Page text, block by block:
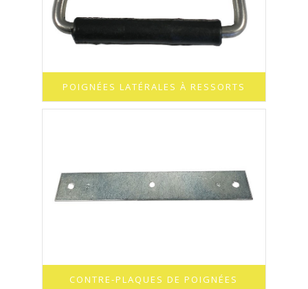
POIGNÉES LATÉRALES À RESSORTS
CONTRE-PLAQUES DE POIGNÉES